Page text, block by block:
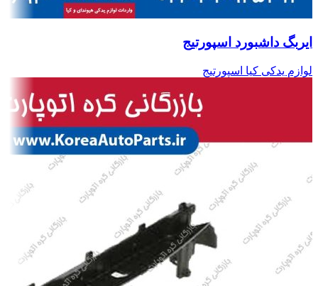
ایربگ داشبورد اسپورتیج
لوازم یدکی کیا اسپورتیج